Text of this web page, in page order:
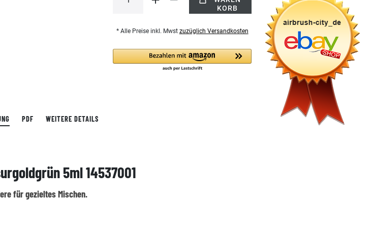
KORB
* Alle Preise inkl. Mwst zuzüglich Versandkosten
PDF WEITERE DETAILS
5ml 14537001
für gezieltes Mischen.